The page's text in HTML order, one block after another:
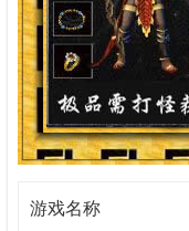
游戏名称